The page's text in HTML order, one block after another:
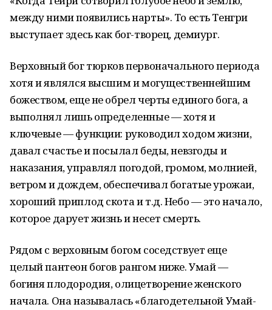
между ними появились нарты». То есть Тенгри
выступает здесь как бог-творец, демиург.
Верховный бог тюрков первоначального периода
хотя и являлся высшим и могущественнейшим
божеством, еще не обрел черты единого бога, а
выполнял лишь определенные — хотя и
ключевые — функции: руководил ходом жизни,
давал счастье и посылал беды, невзгоды и
наказания, управлял погодой, громом, молнией,
ветром и дождем, обеспечивал богатые урожаи,
хороший приплод скота и т.д. Небо — это начало,
которое дарует жизнь и несет смерть.
Рядом с верховным богом соседствует еще
целый пантеон богов рангом ниже. Умай —
богиня плодородия, олицетворение женского
начала. Она называлась «благодетельной Умай-